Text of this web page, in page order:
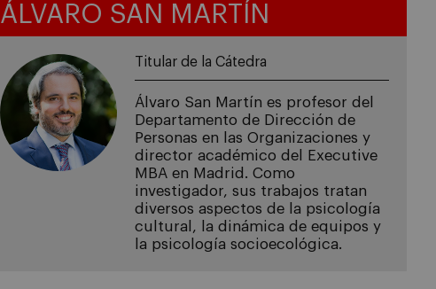
ÁLVARO SAN MARTÍN
Titular de la Cátedra
Álvaro San Martín es profesor del
Departamento de Dirección de
Personas en las Organizaciones y
director académico del Executive
MBA en Madrid. Como
investigador, sus trabajos tratan
diversos aspectos de la psicología
cultural, la dinámica de equipos y
la psicología socioecológica.